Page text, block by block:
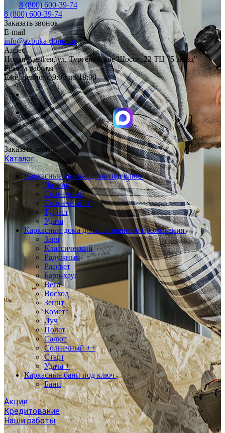
8 (800) 600-39-74
8 (800) 600-39-74
Заказать звонок
E-mail
info@azbuka-doma.ru
Адрес
Новая Адыгея, ул. Тургеневское Шоссе, 22 ТЦ "5 звезд"
Режим работы
Ежедневно: с 9:00 до 18:00
Заказать звонок
Каталог
Каркасные дачные дома под ключ
Дачник
Солнечный
Солнечный +
Турист
Удача
Каркасные дома для постоянного проживания
Заря
Классический
Радужный
Рассвет
Барн-хаус
Вега
Восход
Зенит
Комета
Луч
Полет
Салют
Солнечный ++
Старт
Удача +
Каркасные бани под ключ
Бани
Акции
Кредитование
Наши работы